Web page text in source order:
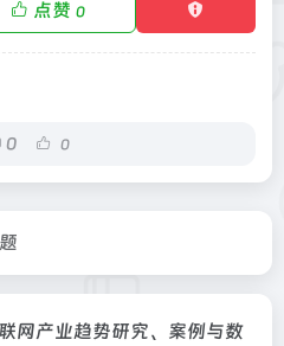
点赞 0
0 0
网产业趋势研究、案例与数